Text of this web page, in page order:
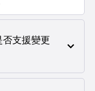
支援變更